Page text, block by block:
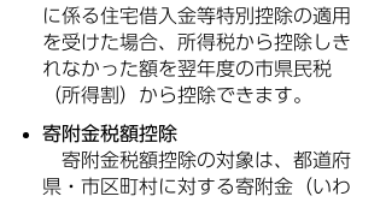
に係る住宅借入金等特別控除の適用
を受けた場合、所得税から控除しき
れなかった額を翌年度の市県民税
（所得割）から控除できます。
寄附金税額控除
寄附金税額控除の対象は、都道府
県・市区町村に対する寄附金（いわ